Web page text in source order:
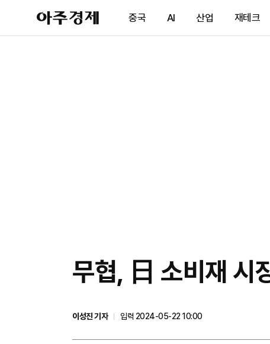
아
주
제
중국 AI 산업 재테크
무협, 日 소비재 시
이성진 기자
입력 2024-05-22 10:00